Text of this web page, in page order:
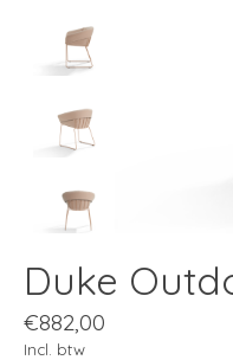
Duke
€882,00
Incl. btw